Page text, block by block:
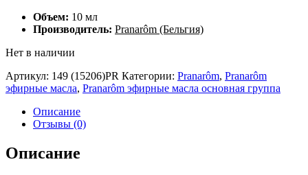
Объем: 10 мл
Производитель: Pranarôm (Бельгия)
Нет в наличии
Артикул: 149 (15206)PR Категории: Pranarôm, Pranarôm
эфирные масла, Pranarôm эфирные масла основная группа
Описание
Отзывы (0)
Описание